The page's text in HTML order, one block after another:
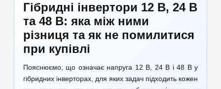
Гібридні інвертори 12 В, 24 В
та 48 В: яка між ними
різниця та як не помилитися
при купівлі
Пояснюємо, що означає напруга 12 В, 24 В і 48 В у
гібридних інверторах, для яких задач підходить кожен